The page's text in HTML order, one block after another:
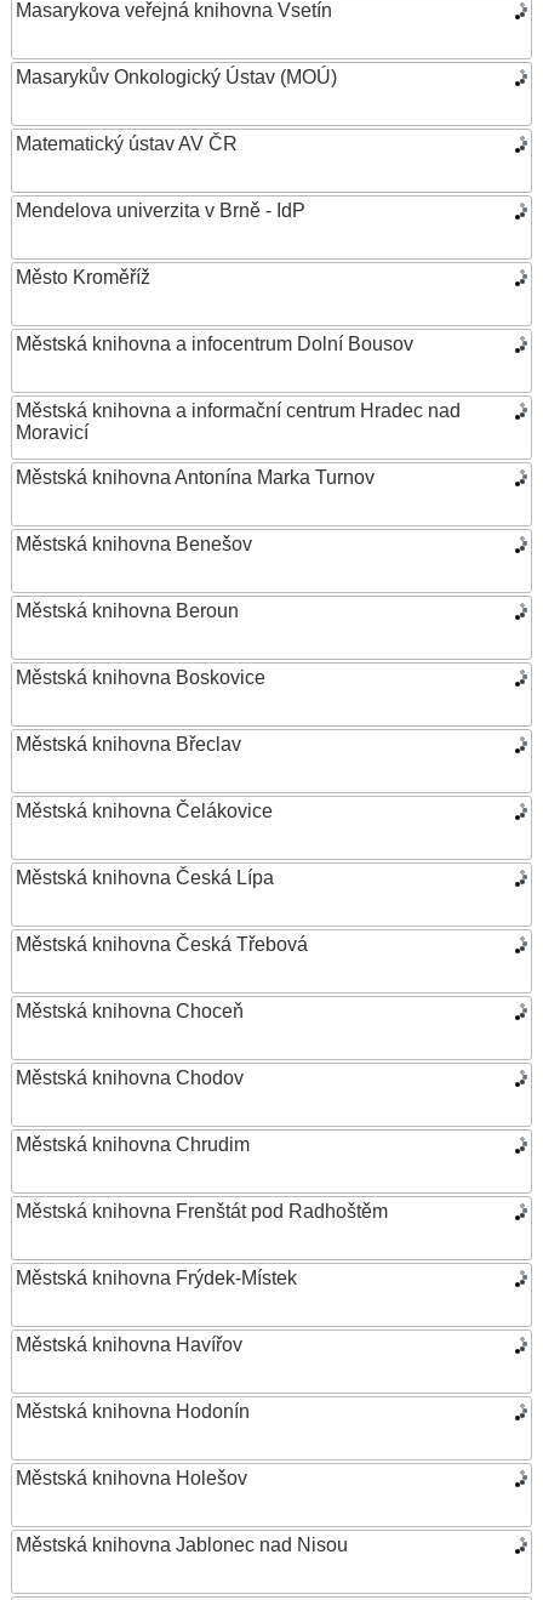
Masarykova veřejná knihovna Vsetín
Masarykův Onkologický Ústav (MOÚ)
Matematický ústav AV ČR
Mendelova univerzita v Brně - IdP
Město Kroměříž
Městská knihovna a infocentrum Dolní Bousov
Městská knihovna a informační centrum Hradec nad
Moravicí
Městská knihovna Antonína Marka Turnov
Městská knihovna Benešov
Městská knihovna Beroun
Městská knihovna Boskovice
Městská knihovna Břeclav
Městská knihovna Čelákovice
Městská knihovna Česká Lípa
Městská knihovna Česká Třebová
Městská knihovna Choceň
Městská knihovna Chodov
Městská knihovna Chrudim
Městská knihovna Frenštát pod Radhoštěm
Městská knihovna Frýdek-Místek
Městská knihovna Havířov
Městská knihovna Hodonín
Městská knihovna Holešov
Městská knihovna Jablonec nad Nisou